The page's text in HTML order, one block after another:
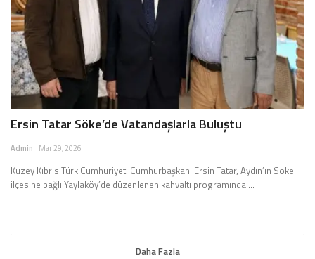
Ersin Tatar Söke’de Vatandaşlarla Buluştu
Admin Mar 29, 2026
Kuzey Kıbrıs Türk Cumhuriyeti Cumhurbaşkanı Ersin Tatar, Aydın’ın Söke
ilçesine bağlı Yaylaköy’de düzenlenen kahvaltı programında ...
Daha Fazla